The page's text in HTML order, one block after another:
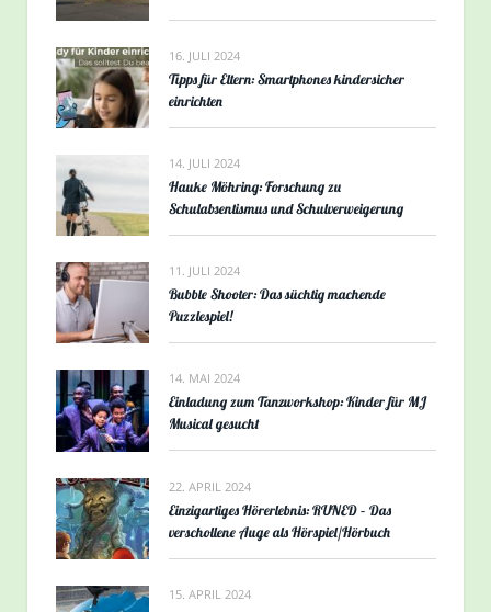
16. JULI 2024
Tipps für Eltern: Smartphones kindersicher
einrichten
14. JULI 2024
Hauke Möhring: Forschung zu
Schulabsentismus und Schulverweigerung
11. JULI 2024
Bubble Shooter: Das süchtig machende
Puzzlespiel!
14. MAI 2024
Einladung zum Tanzworkshop: Kinder für MJ
Musical gesucht
22. APRIL 2024
Einzigartiges Hörerlebnis: RUNED – Das
verschollene Auge als Hörspiel/Hörbuch
15. APRIL 2024